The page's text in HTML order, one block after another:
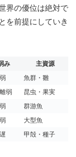
界の優位は絶対で
を前提にしていき
み
主資源
魚群・雛
弱
昆虫・果実
群游魚
大型魚
甲殻・種子